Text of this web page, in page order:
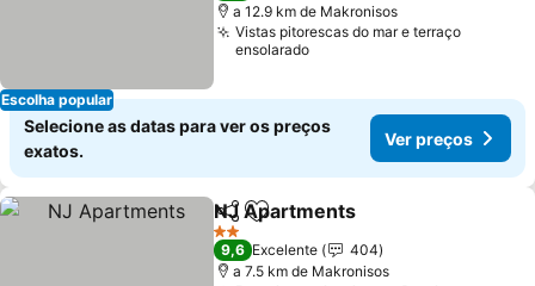
Escolha popular
a 12.9 km de Makronisos
Vistas pitorescas do mar e terraço
ensolarado
Selecione as datas para ver os preços
exatos.
Ver preços
PartilharAdicionar aos favoritos
NJ Apartments
2 Estrelas
9,6 Excelente
404
a 7.5 km de Makronisos